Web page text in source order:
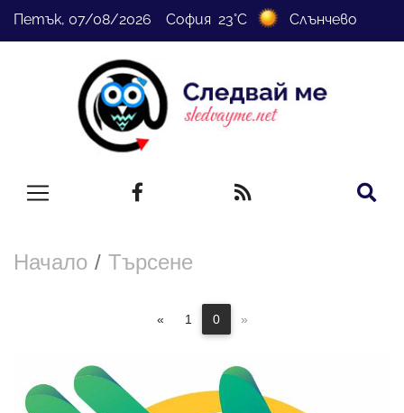
Петък, 07/08/2026 София 23°C Слънчево
Начало Търсене
« 1 0 »